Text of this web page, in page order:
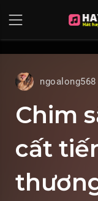
ngoalong568
Chim
cất